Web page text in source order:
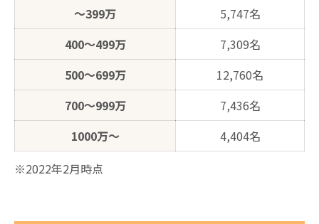
～399万
5,747名
400～499万
7,309名
500～699万
12,760名
700～999万
7,436名
1000万～
4,404名
※2022年2月時点